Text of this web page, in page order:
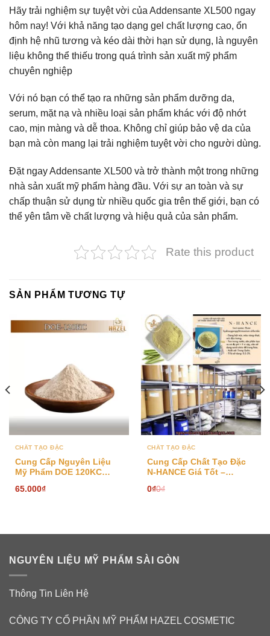
Hãy trải nghiệm sự tuyệt vời của Addensante XL500 ngay
hôm nay! Với khả năng tạo dạng gel chất lượng cao, ổn
định hệ nhũ tương và kéo dài thời hạn sử dụng, là nguyên
liệu không thể thiếu trong quá trình sản xuất mỹ phẩm
chuyên nghiệp
Với nó bạn có thể tạo ra những sản phẩm dưỡng da,
serum, mặt nạ và nhiều loại sản phẩm khác với độ nhớt
cao, mịn màng và dễ thoa. Không chỉ giúp bảo vệ da của
bạn mà còn mang lại trải nghiệm tuyệt vời cho người dùng.
Đặt ngay Addensante XL500 và trở thành một trong những
nhà sản xuất mỹ phẩm hàng đầu. Với sự an toàn và sự
chấp thuận sử dụng từ nhiều quốc gia trên thế giới, bạn có
thể yên tâm về chất lượng và hiệu quả của sản phẩm.
Rate this product
SẢN PHẨM TƯƠNG TỰ
CHẤT TẠO ĐẶC
Cung Cấp Nguyên Liệu
Mỹ Phẩm DOE 120KC
65.000₫
CHẤT TẠO ĐẶC
Cung Cấp Chất Tạo Đặc
N-HANCE Giá Tốt –
Phẩm Cơ Bản
0₫0₫
NGUYÊN LIỆU MỸ PHẨM SÀI GÒN
Thông Tin Liên Hệ
CÔNG TY CỔ PHẦN MỸ PHẨM HAZEL COSMETIC